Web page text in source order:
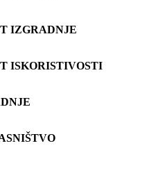
IZGRADNJE
ISKORISTIVOSTI